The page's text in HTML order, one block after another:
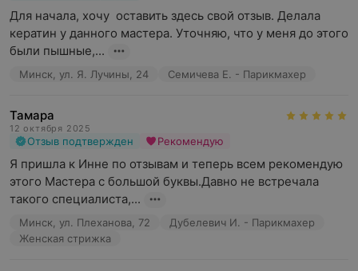
Для начала, хочу  оставить здесь свой отзыв. Делала
кератин у данного мастера. Уточняю, что у меня до этого
были пышные,...
Минск, ул. Я. Лучины, 24 Семичева Е. - Парикмахер
Тамара
12 октября 2025
Отзыв подтвержден Рекомендую
Я пришла к Инне по отзывам и теперь всем рекомендую
этого Мастера с большой буквы.Давно не встречала
такого специалиста,...
Минск, ул. Плеханова, 72
Дубелевич И. - Парикмахер
Женская стрижка